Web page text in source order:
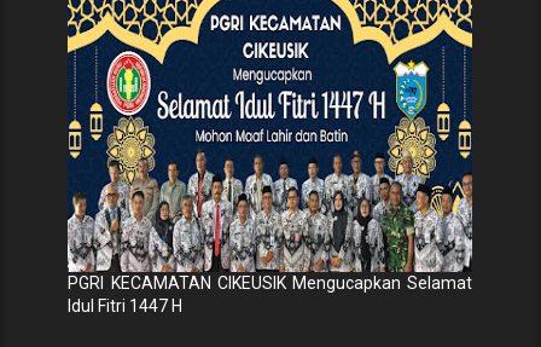
PGRI KECAMATAN CIKEUSIK Mengucapkan Selamat
Idul Fitri 1447 H